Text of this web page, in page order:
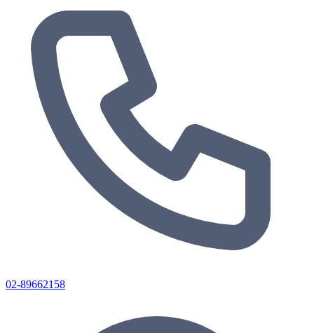
02-89662158